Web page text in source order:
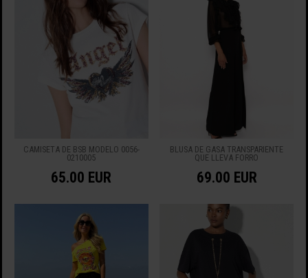
CAMISETA DE BSB MODELO 0056-
0210005
65.00 EUR
BLUSA DE GASA TRANSPARIENTE
QUE LLEVA FORRO
69.00 EUR